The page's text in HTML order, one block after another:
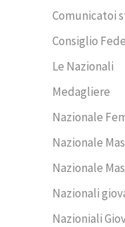
Comunicatoi
Consiglio
Le Nazionali
Medagliere
Nazionale
Nazionale
Nazionale
Nazionali
Nazioniali